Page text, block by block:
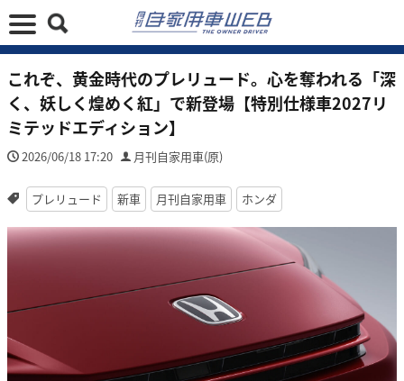
これぞ、黄金時代のプレリュード。心を奪われる「深
く、妖しく煌めく紅」で新登場【特別仕様車2027リ
ミテッドエディション】
2026/06/18 17:20 月刊自家用車(原)
プレリュード 新車 月刊自家用車 ホンダ